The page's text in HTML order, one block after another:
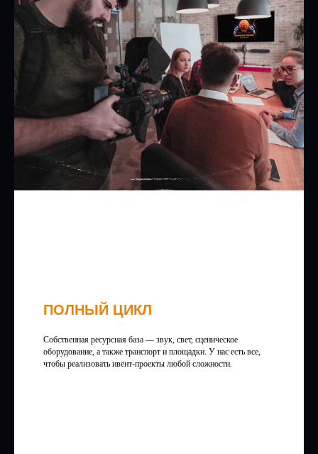
ПОЛНЫЙ ЦИКЛ
Собственная ресурсная база — звук, свет, сценическое
оборудование, а также транспорт и площадки. У нас есть все,
чтобы реализовать ивент-проекты любой сложности.